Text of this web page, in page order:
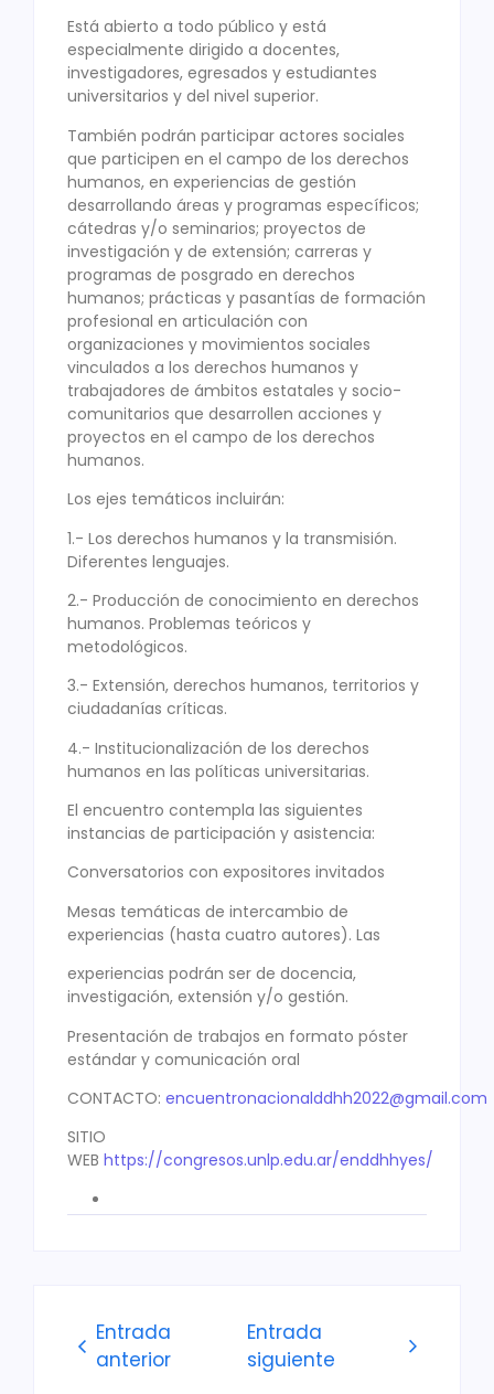
Está abierto a todo público y está
especialmente dirigido a docentes,
investigadores, egresados y estudiantes
universitarios y del nivel superior.
También podrán participar actores sociales
que participen en el campo de los derechos
humanos, en experiencias de gestión
desarrollando áreas y programas específicos;
cátedras y/o seminarios; proyectos de
investigación y de extensión; carreras y
programas de posgrado en derechos
humanos; prácticas y pasantías de formación
profesional en articulación con
organizaciones y movimientos sociales
vinculados a los derechos humanos y
trabajadores de ámbitos estatales y socio-
comunitarios que desarrollen acciones y
proyectos en el campo de los derechos
humanos.
Los ejes temáticos incluirán:
1.- Los derechos humanos y la transmisión.
Diferentes lenguajes.
2.- Producción de conocimiento en derechos
humanos. Problemas teóricos y
metodológicos.
3.- Extensión, derechos humanos, territorios y
ciudadanías críticas.
4.- Institucionalización de los derechos
humanos en las políticas universitarias.
El encuentro contempla las siguientes
instancias de participación y asistencia:
Conversatorios con expositores invitados
Mesas temáticas de intercambio de
experiencias (hasta cuatro autores). Las
experiencias podrán ser de docencia,
investigación, extensión y/o gestión.
Presentación de trabajos en formato póster
estándar y comunicación oral
CONTACTO: encuentronacionalddhh2022@gmail.com
SITIO
WEB https://congresos.unlp.edu.ar/enddhhyes/
Entrada
anterior
Entrada
siguiente